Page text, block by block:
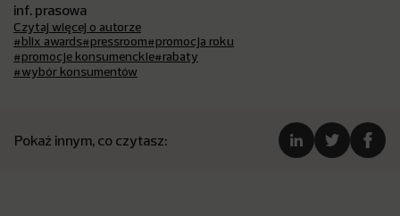
inf. prasowa
Czytaj więcej o autorze
#blix awards#pressroom#promocja roku
#promocje konsumenckie#rabaty
#wybór konsumentów
Pokaż innym, co czytasz: